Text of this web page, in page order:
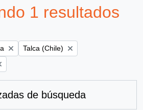
1 resultados
Remove filter:
Talca (Chile)
de búsqueda